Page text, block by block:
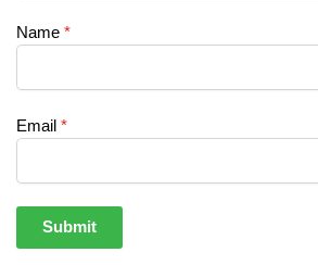
Name *
Email *